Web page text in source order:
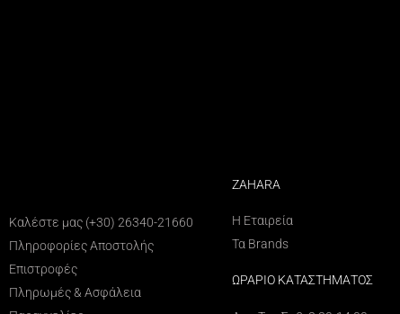
Καλέστε μας (+30) 26340-21660
Πληροφορίες Αποστολής
Επιστροφές
Πληρωμές & Ασφάλεια
ZAHARA
Η Εταιρεία
Τα Brands
ΩΡΑΡΙΟ ΚΑΤΑΣΤΗΜΑΤΟΣ